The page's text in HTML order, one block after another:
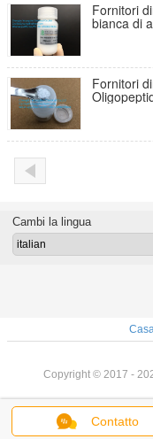
Fornitori
bianca di
Fornitori
Contatto
Cambi la lingua
Copyright © 2017 -